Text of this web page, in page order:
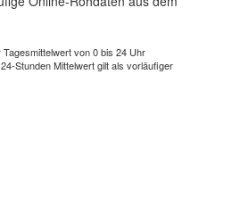
von 0 bis 24 Uhr
Stunden Mittelwert gilt als vorläufiger